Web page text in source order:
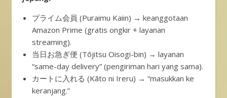
プライム会員 (Puraimu Kaiin) → keanggotaan
Amazon Prime (gratis ongkir + layanan
streaming).
当日お急ぎ便 (Tōjitsu Oisogi-bin) → layanan
“same-day delivery” (pengiriman hari yang sama).
カートに入れる (Kāto ni Ireru) → “masukkan ke
keranjang.”